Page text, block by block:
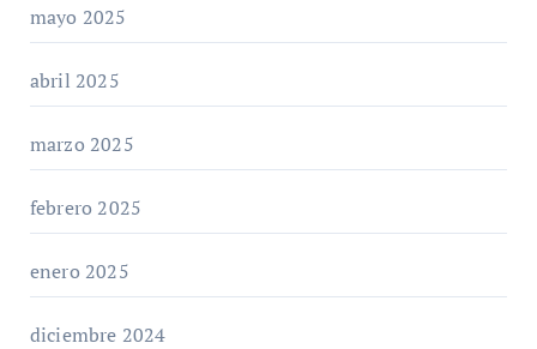
mayo 2025
abril 2025
marzo 2025
febrero 2025
enero 2025
diciembre 2024